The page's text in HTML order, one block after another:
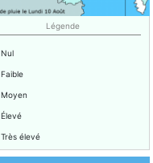
Légende
Nul
Faible
Moyen
Élevé
Très élevé